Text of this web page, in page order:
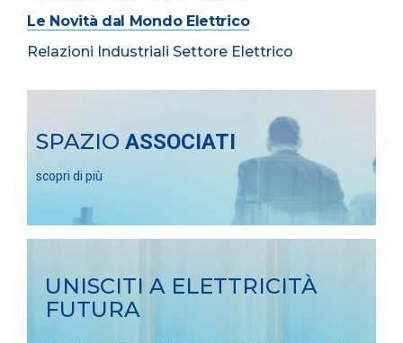
Le Novità dal Mondo Elettrico
Relazioni Industriali Settore Elettrico
SPAZIO ASSOCIATI
scopri di più
UNISCITI A ELETTRICITÀ
FUTURA